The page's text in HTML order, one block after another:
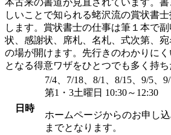
しいことで知られる蛯沢流の賞状書
します。賞状書士の仕事は筆１本で
状、感謝状、席札、名札、式次第、
の場が開けます。先行きのわかりに
となる得意ワザをひとつでも多く持ち
日時
7/4、7/18、8/1、8/15、9/5、
第1・3土曜日 10:30～12:30
ホームページからのお申し
までとなります。